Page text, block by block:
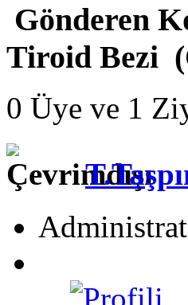
Gönderen
Tiroid Bezi
0 Üye ve 1